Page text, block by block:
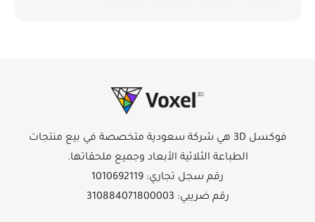
فوكسل 3D هي شركة سعودية متخصصة في بيع منتجات
الطباعة الثلاثية الأبعاد وجميع ملحقاتها.
رقم سجل تجاري: 1010692119
رقم ضريبي: 310884071800003